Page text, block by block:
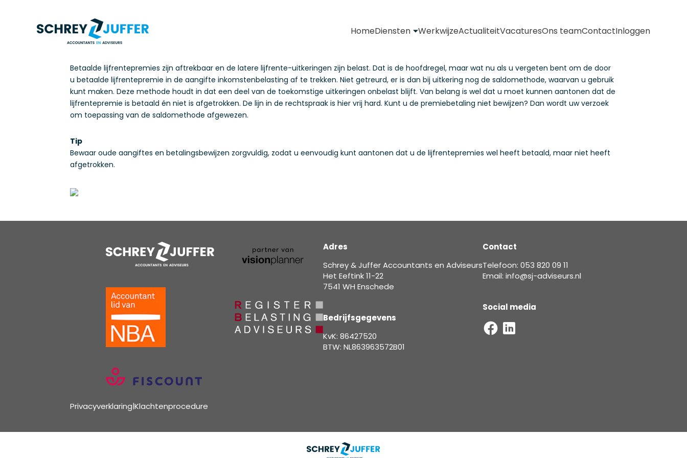
HomeDiensten WerkwijzeActualiteitVacaturesOns teamContactInloggen
Betaalde lijfrentepremies zijn aftrekbaar en de latere lijfrente-uitkeringen zijn belast. Dat is de hoofdregel, maar wat nu als u vergeten bent om de door
u betaalde lijfrentepremie in de aangifte inkomstenbelasting af te trekken. Niet getreurd, er is dan bij uitkering nog de saldomethode, waarvan u gebruik
kunt maken. Deze methode houdt in dat een deel van de toekomstige uitkeringen onbelast blijft. Van belang is wel dat u moet kunnen aantonen dat de
lijfrentepremie is betaald én niet is afgetrokken. De lijn in de rechtspraak is hier vrij hard. Kunt u de premiebetaling niet bewijzen? Dan wordt uw verzoek
om toepassing van de saldomethode afgewezen.
Tip
Bewaar oude aangiftes en betalingsbewijzen zorgvuldig, zodat u eenvoudig kunt aantonen dat u de lijfrentepremies wel heeft betaald, maar niet heeft
afgetrokken.
Adres
Schrey & Juffer Accountants en Adviseurs
Het Eeftink 11-22
7541 WH Enschede
Bedrijfsgegevens
KvK: 86427520
BTW: NL863963572B01
Contact
Telefoon: 053 820 09 11
Email: info@sj-adviseurs.nl
Social media
Privacyverklaring|Klachtenprocedure